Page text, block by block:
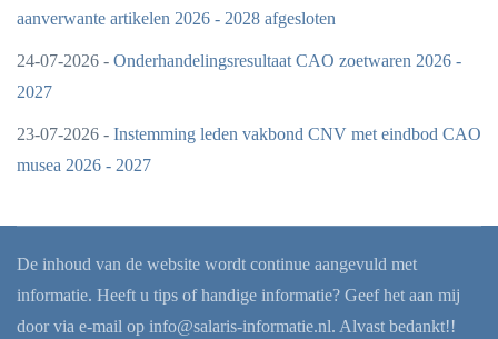
aanverwante artikelen 2026 - 2028 afgesloten
24-07-2026 - Onderhandelingsresultaat CAO zoetwaren 2026 -
2027
23-07-2026 - Instemming leden vakbond CNV met eindbod CAO
musea 2026 - 2027
De inhoud van de website wordt continue aangevuld met
informatie. Heeft u tips of handige informatie? Geef het aan mij
door via e-mail op info@salaris-informatie.nl. Alvast bedankt!!